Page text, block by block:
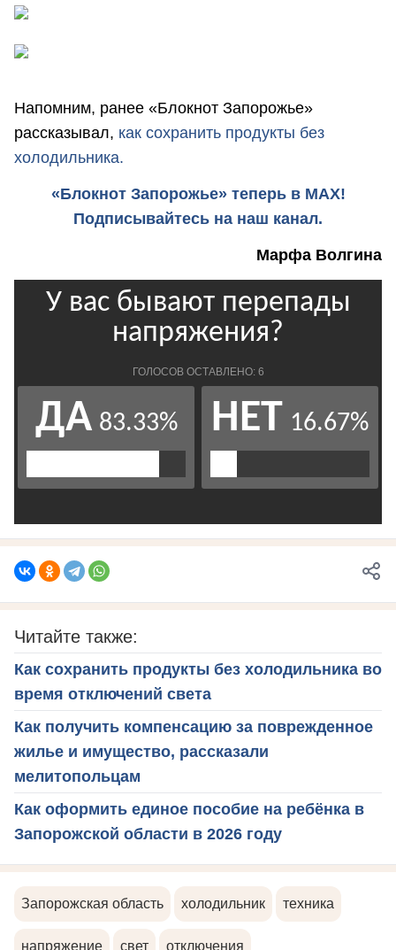
Напомним, ранее «Блокнот Запорожье»
рассказывал, как сохранить продукты без
холодильника.
«Блокнот Запорожье» теперь в MAX!
Подписывайтесь на наш канал.
Марфа Волгина
Читайте также:
Как сохранить продукты без холодильника во
время отключений света
Как получить компенсацию за поврежденное
жилье и имущество, рассказали
мелитопольцам
Как оформить единое пособие на ребёнка в
Запорожской области в 2026 году
Запорожская область холодильник техника
напряжение свет отключения